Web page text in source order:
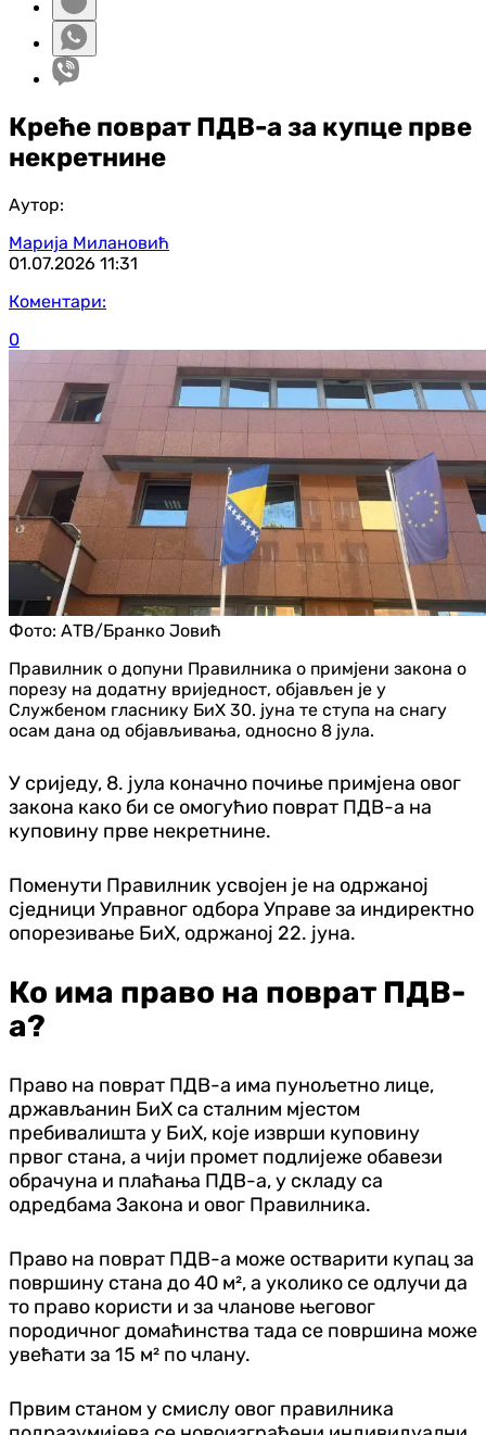
Креће поврат ПДВ-а за купце прве
некретнине
Аутор:
Марија Милановић
01.07.2026 11:31
Коментари:
0
Фото: АТВ/Бранко Јовић
Правилник о допуни Правилника о примјени закона о
порезу на додатну вриједност, објављен је у
Службеном гласнику БиХ 30. јуна те ступа на снагу
осам дана од објављивања, односно 8 јула.
У сриједу, 8. јула коначно почиње примјена овог
закона како би се омогућио поврат ПДВ-а на
куповину прве некретнине.
Поменути Правилник усвојен је на одржаној
сједници Управног одбора Управе за индиректно
опорезивање БиХ, одржаној 22. јуна.
Ко има право на поврат ПДВ-
а?
Право на поврат ПДВ-а има пунољетно лице,
држављанин БиХ са сталним мјестом
пребивалишта у БиХ, које изврши куповину
првог стана, а чији промет подлијеже обавези
обрачуна и плаћања ПДВ-а, у складу са
одредбама Закона и овог Правилника.
Право на поврат ПДВ-а може остварити купац за
површину стана до 40 м², а уколико се одлучи да
то право користи и за чланове његовог
породичног домаћинства тада се површина може
увећати за 15 м² по члану.
Првим станом у смислу овог правилника